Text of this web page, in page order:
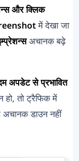
और क्लिक
में देखा जा
अचानक बढ़े
अपडेट से प्रभावित
तो ट्रैफिक में
अचानक डाउन नहीं